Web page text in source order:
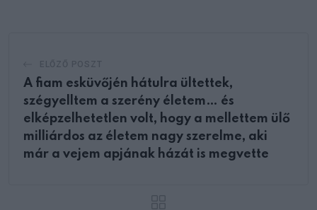
A fiam esküvőjén hátulra ültettek,
szégyelltem a szerény életem… és
elképzelhetetlen volt, hogy a mellettem ülő
milliárdos az életem nagy szerelme, aki
már a vejem apjának házát is megvette